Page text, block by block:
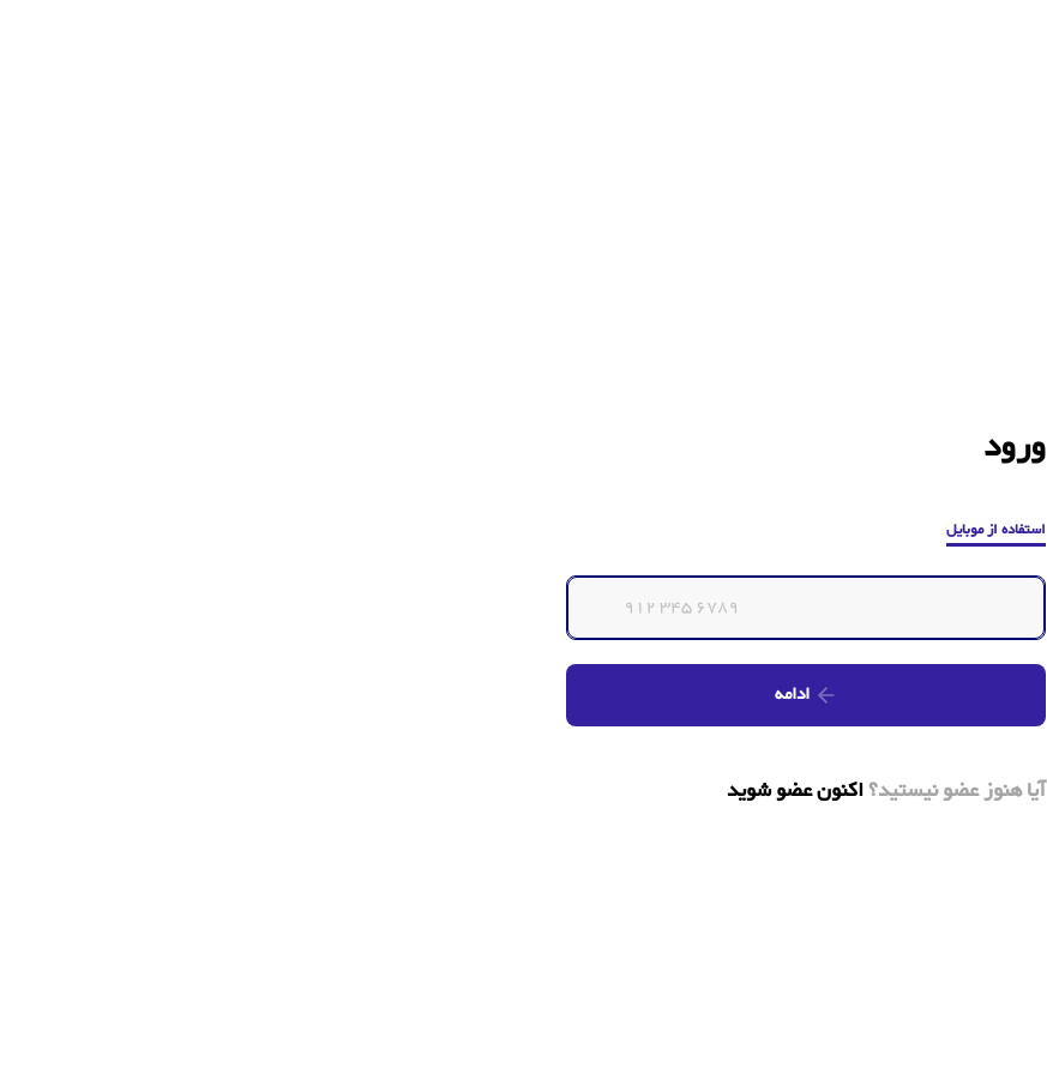
ورود
استفاده از موبایل
ادامه
آیا هنوز عضو نیستید؟اکنون عضو شوید